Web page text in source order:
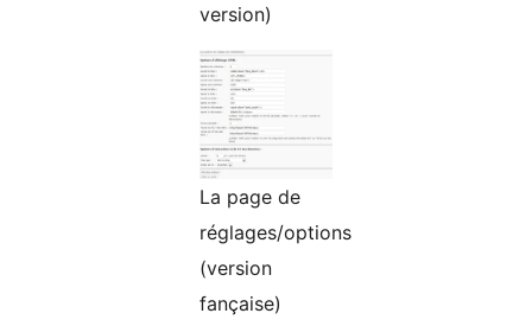
version)
La page de
réglages/options
(version
fançaise)